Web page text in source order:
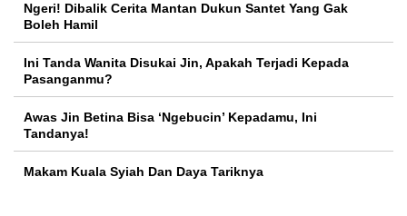
Ngeri! Dibalik Cerita Mantan Dukun Santet Yang Gak
Boleh Hamil
Ini Tanda Wanita Disukai Jin, Apakah Terjadi Kepada
Pasanganmu?
Awas Jin Betina Bisa ‘Ngebucin’ Kepadamu, Ini
Tandanya!
Makam Kuala Syiah Dan Daya Tariknya